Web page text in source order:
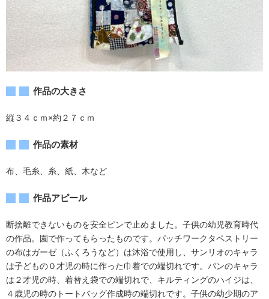
作品の大きさ
縦３４ｃｍ×約２７ｃｍ
作品の素材
布、毛糸、糸、紙、木など
作品アピール
断捨離できないものを安全ピンで止めました。子供の幼児教育時代
の作品。園で作ってもらったものです。パッチワークタペストリー
の布はガーゼ（ふくろうなど）は沐浴で使用し、サンリオのキャラ
は子どもの０才児の時に作った巾着での端切れです。パンのキャラ
は２才児の時、着替え袋での端切れで、キルティングのハイジは、
４歳児の時のトートバッグ作成時の端切れです。子供の幼少期のア